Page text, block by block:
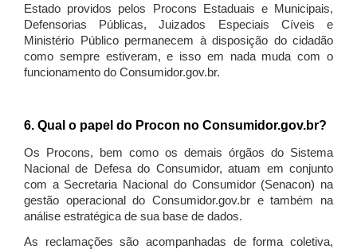
Estado providos pelos Procons Estaduais e Municipais,
Defensorias Públicas, Juizados Especiais Cíveis e
Ministério Público permanecem à disposição do cidadão
como sempre estiveram, e isso em nada muda com o
funcionamento do Consumidor.gov.br.
6. Qual o papel do Procon no Consumidor.gov.br?
Os Procons, bem como os demais órgãos do Sistema
Nacional de Defesa do Consumidor, atuam em conjunto
com a Secretaria Nacional do Consumidor (Senacon) na
gestão operacional do Consumidor.gov.br e também na
análise estratégica de sua base de dados.
As reclamações são acompanhadas de forma coletiva,